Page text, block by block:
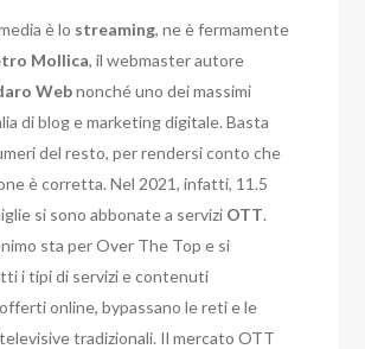
è lo streaming, ne è fermamente
Mollica, il webmaster autore
Webnonché uno dei massimi
di blog e marketing digitale. Basta
del resto, per rendersi conto che
è corretta. Nel 2021, infatti, 11.5
si sono abbonate a servizi OTT.
sta per Over The Top e si
i tipi di servizi e contenuti
online, bypassano le reti e le
tradizionali. Il mercato OTT